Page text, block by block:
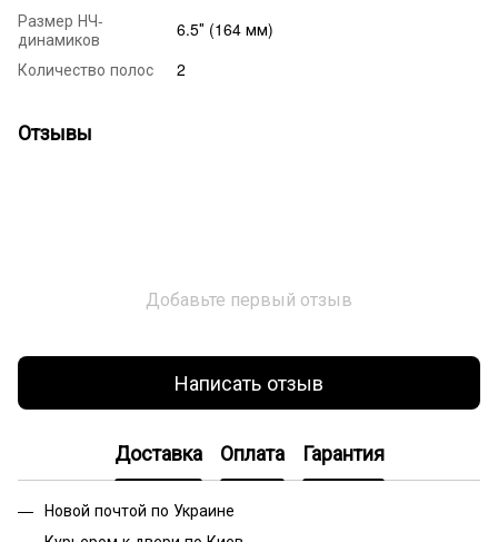
Размер НЧ-
динамиков
6.5″ (164 мм)
Количество полос
2
Отзывы
Добавьте первый отзыв
Написать отзыв
Доставка Оплата Гарантия
Новой почтой по Украине